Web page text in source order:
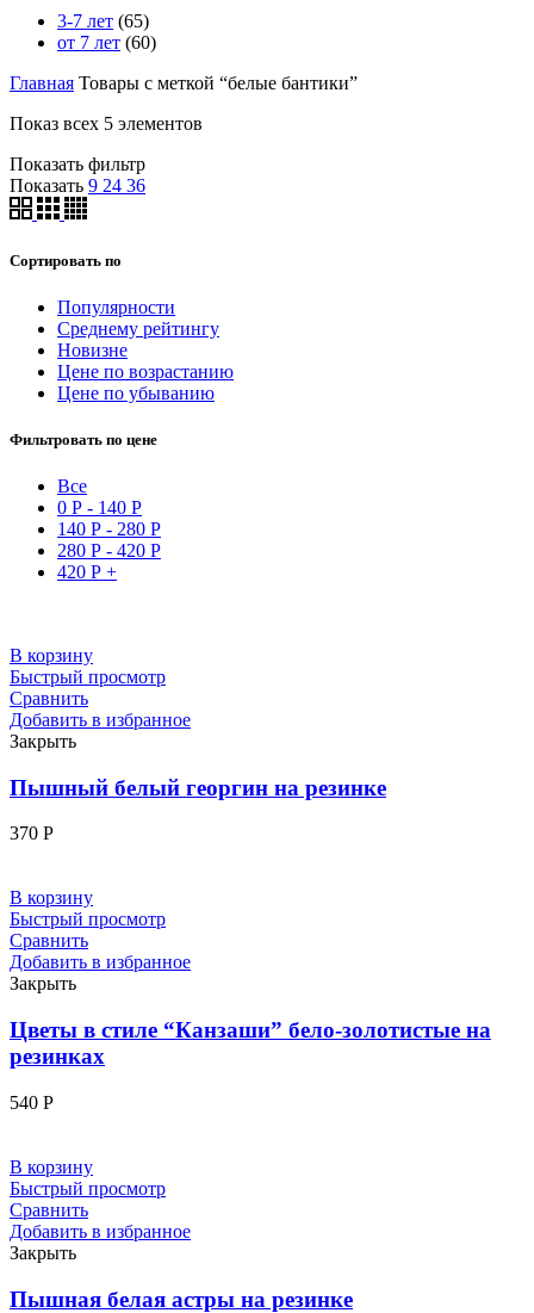
3-7 лет (65)
от 7 лет (60)
Главная Товары с меткой “белые бантики”
Показ всех 5 элементов
Показать фильтр
Показать 9 24 36
Сортировать по
Популярности
Среднему рейтингу
Новизне
Цене по возрастанию
Цене по убыванию
Фильтровать по цене
Все
0 Р - 140 Р
140 Р - 280 Р
280 Р - 420 Р
420 Р +
В корзину
Быстрый просмотр
Сравнить
Добавить в избранное
Закрыть
Пышный белый георгин на резинке
370 Р
В корзину
Быстрый просмотр
Сравнить
Добавить в избранное
Закрыть
Цветы в стиле “Канзаши” бело-золотистые на
резинках
540 Р
В корзину
Быстрый просмотр
Сравнить
Добавить в избранное
Закрыть
Пышная белая астры на резинке